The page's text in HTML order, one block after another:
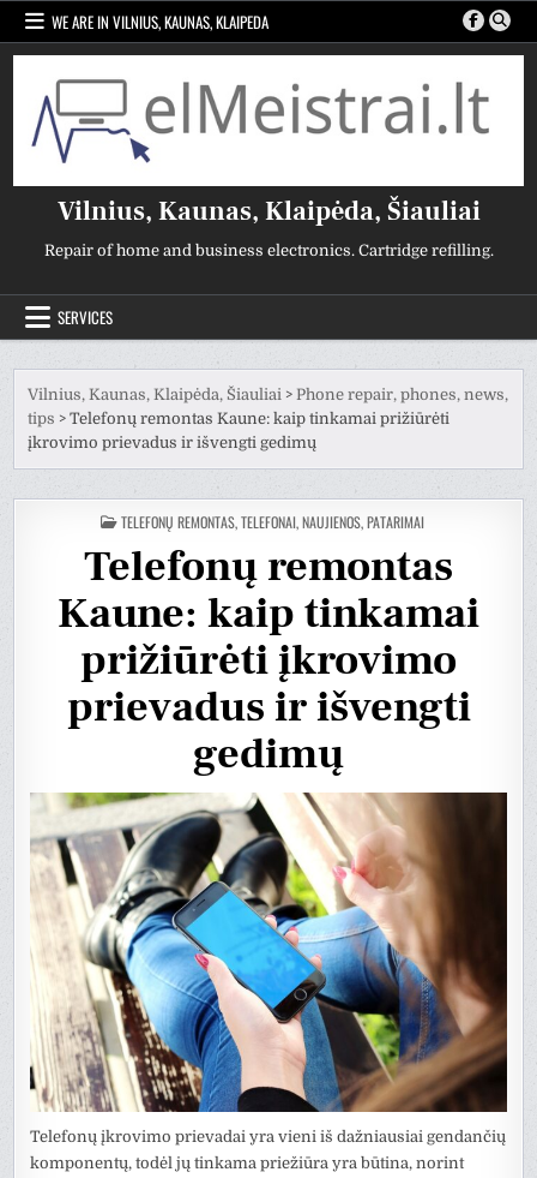
Skip
content
WE ARE IN VILNIUS, KAUNAS, KLAIPEDA
Vilnius, Kaunas, Klaipėda, Šiauliai
Repair of home and business electronics. Cartridge refilling.
SERVICES
Vilnius, Kaunas, Klaipėda, Šiauliai >Phone repair, phones, news,
tips >Telefonų remontas Kaune: kaip tinkamai prižiūrėti
įkrovimo prievadus ir išvengti gedimų
POSTED
TELEFONŲ REMONTAS, TELEFONAI, NAUJIENOS, PATARIMAI
Telefonų remontas
Kaune: kaip tinkamai
prižiūrėti įkrovimo
prievadus ir išvengti
gedimų
Telefonų įkrovimo prievadai yra vieni iš dažniausiai gendančių
komponentų, todėl jų tinkama priežiūra yra būtina, norint